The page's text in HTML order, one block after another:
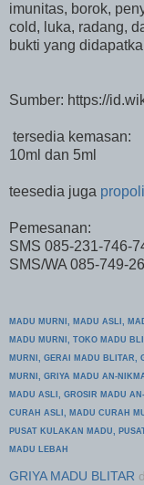
imunitas, borok,
cold, luka, radang,
bukti yang
Sumber: https://
tersedia kemasan:
10ml dan 5ml
teesedia juga
Pemesanan:
SMS 085-231-746-
SMS/WA 085-749-
MADU MURNI, MADU ASLI,
MADU MURNI, TOKO MADU
MURNI, GERAI MADU BLITAR,
MURNI, GRIYA MADU A N-
MADU ASLI, GROSIR MADU
CURAH ASLI, MADU CURAH
PUSAT KULAKAN MADU,
MADU LEBAH
GRIYA MADU BLITAR